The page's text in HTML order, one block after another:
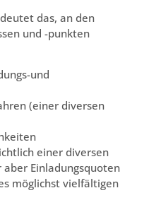
das, an den
und -punkten
und
(einer diversen
einer diversen
Einladungsquoten
möglichst vielfältigen